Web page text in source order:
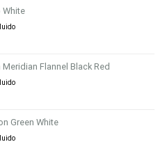
White
Flannel Black Red
Green White